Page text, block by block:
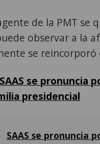
de la PMT se
observar a la
se
SAAS se pronuncia
presidencial
SAAS se pronuncia